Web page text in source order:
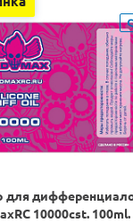
для
10000cst. 100ml.